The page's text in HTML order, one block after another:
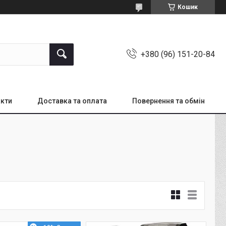
Кошик
+380 (96) 151-20-84
Доставка та оплата Повернення та обмін